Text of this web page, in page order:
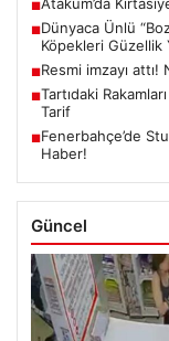
■
■Dünyaca Ünlü
Köpekleri Güzellik
■Resmi imzayı attı!
■Tartıdaki
Tarif
■Fenerbahçe’de
Haber!
Güncel